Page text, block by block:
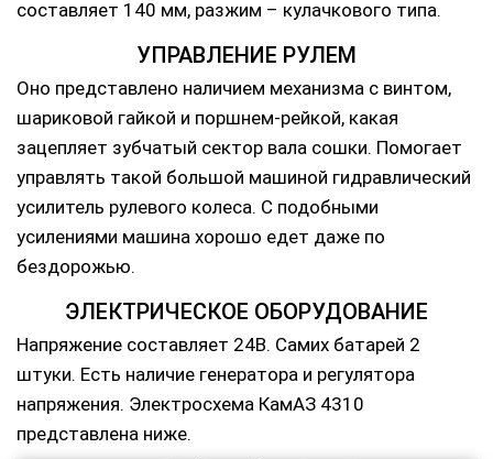
составляет 140 мм, разжим – кулачкового типа.
УПРАВЛЕНИЕ РУЛЕМ
Оно представлено наличием механизма с винтом,
шариковой гайкой и поршнем-рейкой, какая
зацепляет зубчатый сектор вала сошки. Помогает
управлять такой большой машиной гидравлический
усилитель рулевого колеса. С подобными
усилениями машина хорошо едет даже по
бездорожью.
ЭЛЕКТРИЧЕСКОЕ ОБОРУДОВАНИЕ
Напряжение составляет 24В. Самих батарей 2
штуки. Есть наличие генератора и регулятора
напряжения. Электросхема КамАЗ 4310
представлена ниже.